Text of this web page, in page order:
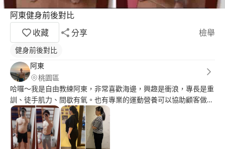
阿東健身前後對比
收藏
分享 檢舉
健身前後對比
阿東
桃園區
哈囉～我是自由教練阿東，非常喜歡海邊，興趣是衝浪，專長是重
訓、徒手肌力、間歇有氧。也有專業的運動營養可以協助顧客做靈
活性的飲食搭配，建立良好的觀念，瘦的健康不復胖；另外，我覺
得運動應該是很有溫度的產業，也會定期舉辦戶外團體運動或是玩
樂活動，讓大家彼此認識，歡迎聯繫喔?